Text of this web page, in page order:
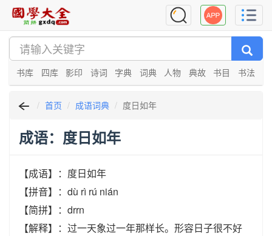
书库 四库 影印 诗词 字典 词典 人物 典故 书目 书法
首页 成语词典 度日如年
成语：度日如年
【成语】：度日如年
【拼音】：dù rì rú nián
【简拼】：drrn
【解释】：过一天象过一年那样长。形容日子很不好